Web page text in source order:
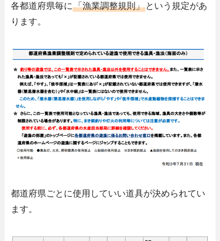
各都道府県毎に「漁業調整規則」 という規定があ
ります。
都道府県ごとに使用していい道具が決められてい
ます。